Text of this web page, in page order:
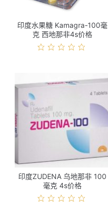
印度水果糖 Kamagra-100毫
克 西地那非4s价格
印度ZUDENA 乌地那非 100
毫克 4s价格